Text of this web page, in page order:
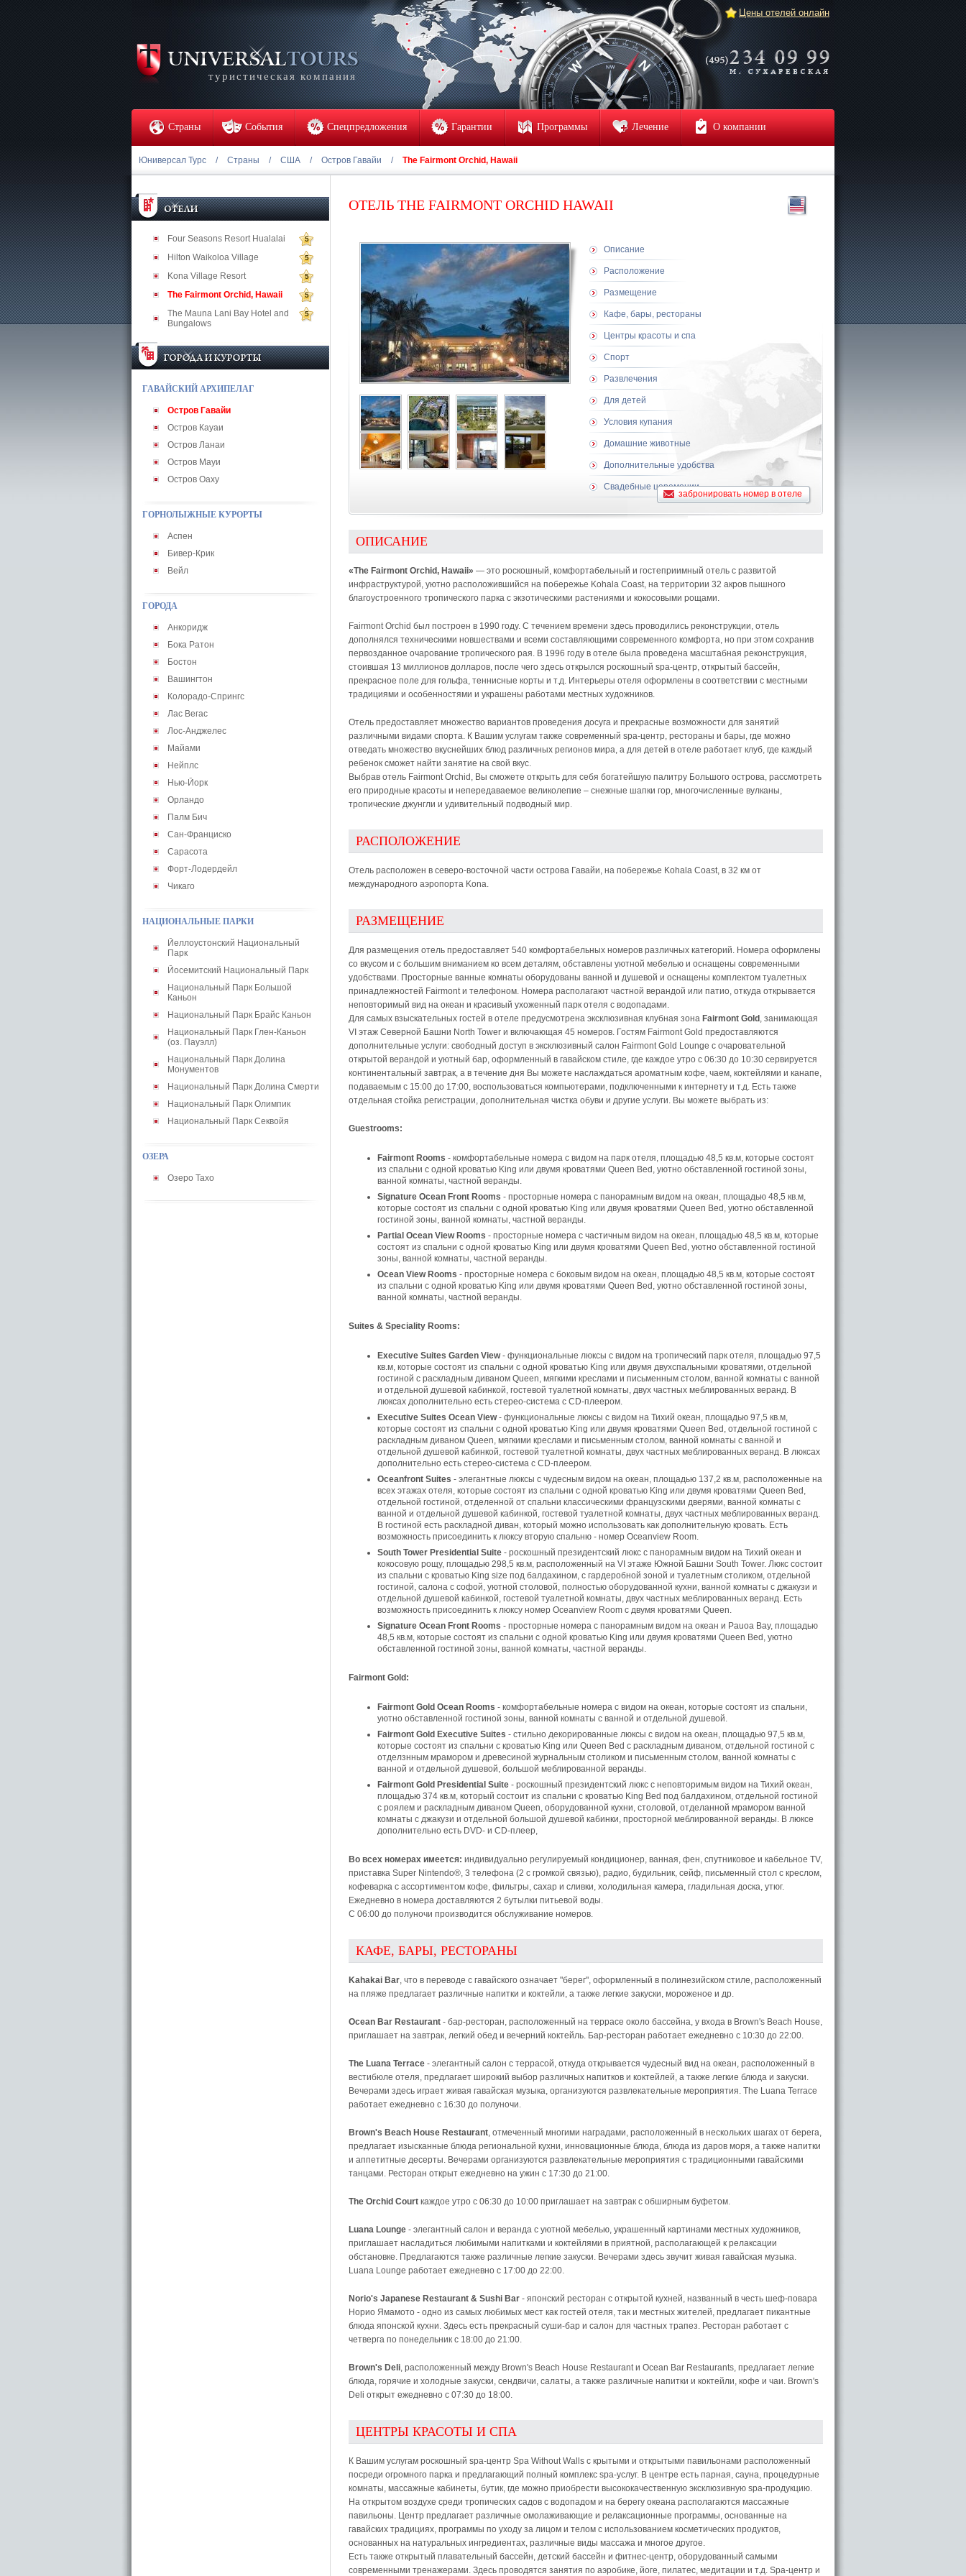
туристическая компания
Цены отелей онлайн
Страны События Спецпредложения Гарантии Программы Лечение О компании
Юниверсал Турс / Страны / США / Остров Гавайи / The Fairmont Orchid, Hawaii
Four Seasons Resort Hualalai 5
Hilton Waikoloa Village 5
Kona Village Resort 5
The Fairmont Orchid, Hawaii 5
The Mauna Lani Bay Hotel and
Bungalows
5
ГАВАЙСКИЙ АРХИПЕЛАГ
Остров Гавайи
Остров Кауаи
Остров Ланаи
Остров Мауи
Остров Оаху
ГОРНОЛЫЖНЫЕ КУРОРТЫ
Аспен
Бивер-Крик
Вейл
ГОРОДА
Анкоридж
Бока Ратон
Бостон
Вашингтон
Колорадо-Спрингс
Лас Вегас
Лос-Анджелес
Майами
Нейплс
Нью-Йорк
Орландо
Палм Бич
Сан-Франциско
Сарасота
Форт-Лодердейл
Чикаго
НАЦИОНАЛЬНЫЕ ПАРКИ
Йеллоустонский Национальный
Парк
Йосемитский Национальный Парк
Национальный Парк Большой
Каньон
Национальный Парк Брайс Каньон
Национальный Парк Глен-Каньон
(оз. Пауэлл)
Национальный Парк Долина
Монументов
Национальный Парк Долина Смерти
Национальный Парк Олимпик
Национальный Парк Секвойя
ОЗЕРА
Озеро Тахо
ОТЕЛЬ THE FAIRMONT ORCHID HAWAII
Описание
Расположение
Размещение
Кафе, бары, рестораны
Центры красоты и спа
Спорт
Развлечения
Для детей
Условия купания
Домашние животные
Дополнительные удобства
Свадебные церемонии
забронировать номер в отеле
ОПИСАНИЕ
«The Fairmont Orchid, Hawaii» — это роскошный, комфортабельный и гостеприимный отель с развитой
инфраструктурой, уютно расположившийся на побережье Kohala Coast, на территории 32 акров пышного
благоустроенного тропического парка с экзотическими растениями и кокосовыми рощами.
Fairmont Orchid был построен в 1990 году. С течением времени здесь проводились реконструкции, отель
дополнялся техническими новшествами и всеми составляющими современного комфорта, но при этом сохранив
первозданное очарование тропического рая. В 1996 году в отеле была проведена масштабная реконструкция,
стоившая 13 миллионов долларов, после чего здесь открылся роскошный spa-центр, открытый бассейн,
прекрасное поле для гольфа, теннисные корты и т.д. Интерьеры отеля оформлены в соответствии с местными
традициями и особенностями и украшены работами местных художников.
Отель предоставляет множество вариантов проведения досуга и прекрасные возможности для занятий
различными видами спорта. К Вашим услугам также современный spa-центр, рестораны и бары, где можно
отведать множество вкуснейших блюд различных регионов мира, а для детей в отеле работает клуб, где каждый
ребенок сможет найти занятие на свой вкус.
Выбрав отель Fairmont Orchid, Вы сможете открыть для себя богатейшую палитру Большого острова, рассмотреть
его природные красоты и непередаваемое великолепие – снежные шапки гор, многочисленные вулканы,
тропические джунгли и удивительный подводный мир.
РАСПОЛОЖЕНИЕ
Отель расположен в северо-восточной части острова Гавайи, на побережье Kohala Coast, в 32 км от
международного аэропорта Kona.
РАЗМЕЩЕНИЕ
Для размещения отель предоставляет 540 комфортабельных номеров различных категорий. Номера оформлены
со вкусом и с большим вниманием ко всем деталям, обставлены уютной мебелью и оснащены современными
удобствами. Просторные ванные комнаты оборудованы ванной и душевой и оснащены комплектом туалетных
принадлежностей Fairmont и телефоном. Номера располагают частной верандой или патио, откуда открывается
неповторимый вид на океан и красивый ухоженный парк отеля с водопадами.
Для самых взыскательных гостей в отеле предусмотрена эксклюзивная клубная зона Fairmont Gold , занимающая
VI этаж Северной Башни North Tower и включающая 45 номеров. Гостям Fairmont Gold предоставляются
дополнительные услуги: свободный доступ в эксклюзивный салон Fairmont Gold Lounge с очаровательной
открытой верандой и уютный бар, оформленный в гавайском стиле, где каждое утро с 06:30 до 10:30 сервируется
континентальный завтрак, а в течение дня Вы можете наслаждаться ароматным кофе, чаем, коктейлями и канапе,
подаваемым с 15:00 до 17:00, воспользоваться компьютерами, подключенными к интернету и т.д. Есть также
отдельная стойка регистрации, дополнительная чистка обуви и другие услуги. Вы можете выбрать из:
Guestrooms:
Fairmont Rooms - комфортабельные номера с видом на парк отеля, площадью 48,5 кв.м, которые состоят
из спальни с одной кроватью King или двумя кроватями Queen Bed, уютно обставленной гостиной зоны,
ванной комнаты, частной веранды.
Signature Ocean Front Rooms - просторные номера с панорамным видом на океан, площадью 48,5 кв.м,
которые состоят из спальни с одной кроватью King или двумя кроватями Queen Bed, уютно обставленной
гостиной зоны, ванной комнаты, частной веранды.
Partial Ocean View Rooms - просторные номера с частичным видом на океан, площадью 48,5 кв.м, которые
состоят из спальни с одной кроватью King или двумя кроватями Queen Bed, уютно обставленной гостиной
зоны, ванной комнаты, частной веранды.
Ocean View Rooms - просторные номера с боковым видом на океан, площадью 48,5 кв.м, которые состоят
из спальни с одной кроватью King или двумя кроватями Queen Bed, уютно обставленной гостиной зоны,
ванной комнаты, частной веранды.
Suites & Speciality Rooms:
Executive Suites Garden View- функциональные люксы с видом на тропический парк отеля, площадью 97,5
кв.м, которые состоят из спальни с одной кроватью King или двумя двухспальными кроватями, отдельной
гостиной с раскладным диваном Queen, мягкими креслами и письменным столом, ванной комнаты с ванной
и отдельной душевой кабинкой, гостевой туалетной комнаты, двух частных меблированных веранд. В
люксах дополнительно есть стерео-система с CD-плеером.
Executive Suites Ocean View- функциональные люксы с видом на Тихий океан, площадью 97,5 кв.м,
которые состоят из спальни с одной кроватью King или двумя кроватями Queen Bed, отдельной гостиной с
раскладным диваном Queen, мягкими креслами и письменным столом, ванной комнаты с ванной и
отдельной душевой кабинкой, гостевой туалетной комнаты, двух частных меблированных веранд. В люксах
дополнительно есть стерео-система с CD-плеером.
Oceanfront Suites - элегантные люксы с чудесным видом на океан, площадью 137,2 кв.м, расположенные на
всех этажах отеля, которые состоят из спальни с одной кроватью King или двумя кроватями Queen Bed,
отдельной гостиной, отделенной от спальни классическими французскими дверями, ванной комнаты с
ванной и отдельной душевой кабинкой, гостевой туалетной комнаты, двух частных меблированных веранд.
В гостиной есть раскладной диван, который можно использовать как дополнительную кровать. Есть
возможность присоединить к люксу вторую спальню - номер Oceanview Room.
South Tower Presidential Suite - роскошный президентский люкс с панорамным видом на Тихий океан и
кокосовую рощу, площадью 298,5 кв.м, расположенный на VI этаже Южной Башни South Tower. Люкс состоит
из спальни с кроватью King size под балдахином, с гардеробной зоной и туалетным столиком, отдельной
гостиной, салона с софой, уютной столовой, полностью оборудованной кухни, ванной комнаты с джакузи и
отдельной душевой кабинкой, гостевой туалетной комнаты, двух частных меблированных веранд. Есть
возможность присоединить к люксу номер Oceanview Room с двумя кроватями Queen.
Signature Ocean Front Rooms - просторные номера с панорамным видом на океан и Pauoa Bay, площадью
48,5 кв.м, которые состоят из спальни с одной кроватью King или двумя кроватями Queen Bed, уютно
обставленной гостиной зоны, ванной комнаты, частной веранды.
Fairmont Gold:
Fairmont Gold Ocean Rooms - комфортабельные номера с видом на океан, которые состоят из спальни,
уютно обставленной гостиной зоны, ванной комнаты с ванной и отдельной душевой.
Fairmont Gold Executive Suites - стильно декорированные люксы с видом на океан, площадью 97,5 кв.м,
которые состоят из спальни с кроватью King или Queen Bed с раскладным диваном, отдельной гостиной с
отделзнным мрамором и древесиной журнальным столиком и письменным столом, ванной комнаты с
ванной и отдельной душевой, большой меблированной веранды.
Fairmont Gold Presidential Suite - роскошный президентский люкс с неповторимым видом на Тихий океан,
площадью 374 кв.м, который состоит из спальни с кроватью King Bed под балдахином, отдельной гостиной
с роялем и раскладным диваном Queen, оборудованной кухни, столовой, отделанной мрамором ванной
комнаты с джакузи и отдельной большой душевой кабинки, просторной меблированной веранды. В люксе
дополнительно есть DVD- и CD-плеер,
Во всех номерах имеется: индивидуально регулируемый кондиционер, ванная, фен, спутниковое и кабельное TV,
приставка Super Nintendo®, 3 телефона (2 с громкой связью), радио, будильник, сейф, письменный стол с креслом,
кофеварка с ассортиментом кофе, фильтры, сахар и сливки, холодильная камера, гладильная доска, утюг.
Ежедневно в номера доставляются 2 бутылки питьевой воды.
С 06:00 до полуночи производится обслуживание номеров.
КАФЕ, БАРЫ, РЕСТОРАНЫ
Kahakai Bar, что в переводе с гавайского означает "берег", оформленный в полинезийском стиле, расположенный
на пляже предлагает различные напитки и коктейли, а также легкие закуски, мороженое и др.
Ocean Bar Restaurant - бар-ресторан, расположенный на террасе около бассейна, у входа в Brown's Beach House,
приглашает на завтрак, легкий обед и вечерний коктейль. Бар-ресторан работает ежедневно с 10:30 до 22:00.
The Luana Terrace - элегантный салон с террасой, откуда открывается чудесный вид на океан, расположенный в
вестибюле отеля, предлагает широкий выбор различных напитков и коктейлей, а также легкие блюда и закуски.
Вечерами здесь играет живая гавайская музыка, организуются развлекательные мероприятия. The Luana Terrace
работает ежедневно с 16:30 до полуночи.
Brown's Beach House Restaurant, отмеченный многими наградами, расположенный в нескольких шагах от берега,
предлагает изысканные блюда региональной кухни, инновационные блюда, блюда из даров моря, а также напитки
и аппетитные десерты. Вечерами организуются развлекательные мероприятия с традиционными гавайскими
танцами. Ресторан открыт ежедневно на ужин с 17:30 до 21:00.
The Orchid Court каждое утро с 06:30 до 10:00 приглашает на завтрак с обширным буфетом.
Luana Lounge - элегантный салон и веранда с уютной мебелью, украшенный картинами местных художников,
приглашает насладиться любимыми напитками и коктейлями в приятной, располагающей к релаксации
обстановке. Предлагаются также различные легкие закуски. Вечерами здесь звучит живая гавайская музыка.
Luana Lounge работает ежедневно с 17:00 до 22:00.
Norio's Japanese Restaurant & Sushi Bar - японский ресторан с открытой кухней, названный в честь шеф-повара
Норио Ямамото - одно из самых любимых мест как гостей отеля, так и местных жителей, предлагает пикантные
блюда японской кухни. Здесь есть прекрасный суши-бар и салон для частных трапез. Ресторан работает с
четверга по понедельник с 18:00 до 21:00.
Brown's Deli, расположенный между Brown's Beach House Restaurant и Ocean Bar Restaurants, предлагает легкие
блюда, горячие и холодные закуски, сендвичи, салаты, а также различные напитки и коктейли, кофе и чаи. Brown's
Deli открыт ежедневно с 07:30 до 18:00.
ЦЕНТРЫ КРАСОТЫ И СПА
К Вашим услугам роскошный spa-центр Spa Without Walls с крытыми и открытыми павильонами расположенный
посреди огромного парка и предлагающий полный комплекс spa-услуг. В центре есть парная, сауна, процедурные
комнаты, массажные кабинеты, бутик, где можно приобрести высококачественную эксклюзивную spa-продукцию.
На открытом воздухе среди тропических садов с водопадом и на берегу океана располагаются массажные
павильоны. Центр предлагает различные омолаживающие и релаксационные программы, основанные на
гавайских традициях, программы по уходу за лицом и телом с использованием косметических продуктов,
основанных на натуральных ингредиентах, различные виды массажа и многое другое.
Есть также открытый плавательный бассейн, детский бассейн и фитнес-центр, оборудованный самыми
современными тренажерами. Здесь проводятся занятия по аэробике, йоге, пилатес, медитации и т.д. Spa-центр и